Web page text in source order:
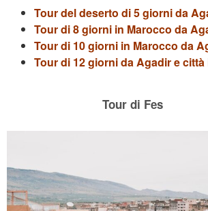
Tour del deserto di 5 giorni da
Tour di 8 giorni in Marocco da
Tour di 10 giorni in Marocco da
Tour di 12 giorni da Agadir e
Tour di Fes